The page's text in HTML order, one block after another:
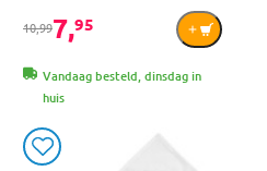
10,997,95
Vandaag besteld, dinsdag in
huis